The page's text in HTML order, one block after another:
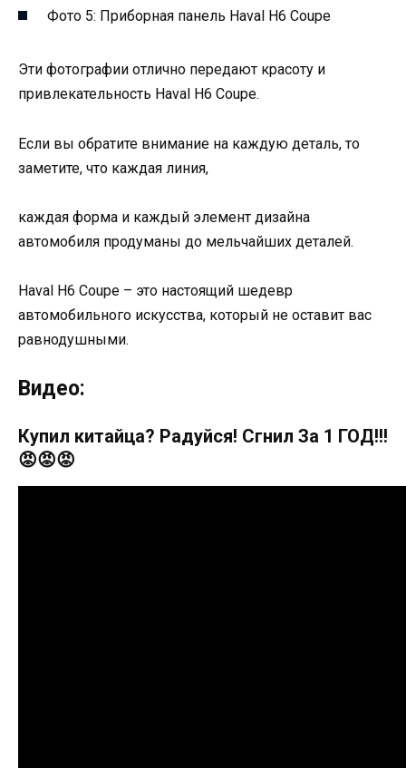
Фото 5: Приборная панель Haval H6 Coupe
Эти фотографии отлично передают красоту и
привлекательность Haval H6 Coupe.
Если вы обратите внимание на каждую деталь, то
заметите, что каждая линия,
каждая форма и каждый элемент дизайна
автомобиля продуманы до мельчайших деталей.
Haval H6 Coupe – это настоящий шедевр
автомобильного искусства, который не оставит вас
равнодушными.
Видео:
Купил китайца? Радуйся! Сгнил За 1 ГОД!!!
😡😡😡